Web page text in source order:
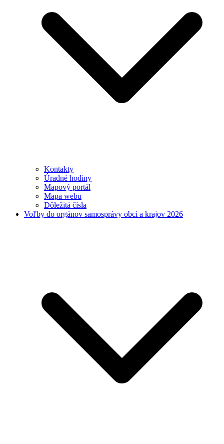
Kontakty
Úradné hodiny
Mapový portál
Mapa webu
Dôležitá čísla
Voľby do orgánov samosprávy obcí a krajov 2026